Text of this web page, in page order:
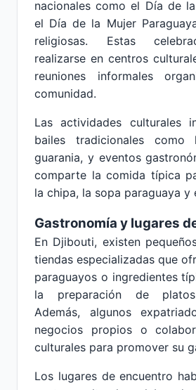
nacionales como el Día de
el Día de la Mujer
religiosas. Estas
realizarse en centros
reuniones informales
comunidad.
Las actividades culturales
bailes tradicionales
guarania, y eventos
comparte la comida típica
la chipa, la sopa paraguaya y
Gastronomía y lugares
En Djibouti, existen
tiendas especializadas que
paraguayos o ingredientes
la preparación de platos
Además, algunos
negocios propios o
culturales para promover su
Los lugares de encuentro